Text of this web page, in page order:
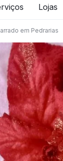
Lojas
em Pedrarias